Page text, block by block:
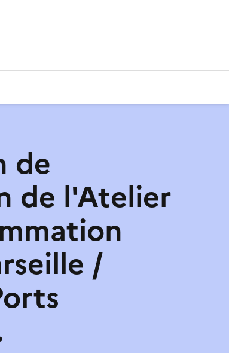
de
de l'Atelier
/